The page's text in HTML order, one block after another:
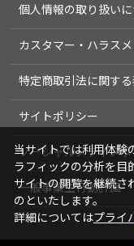
個人情報の取り扱い
カスタマー・ハラス
特定商取引法に関す
サイトポリシー
ソーシャルメディア
一般事業主行動計画
当サイトでは利用体験
ラフィックの分析を目
サイトの閲覧を継続さ
のといたします。
詳細についてはプライ